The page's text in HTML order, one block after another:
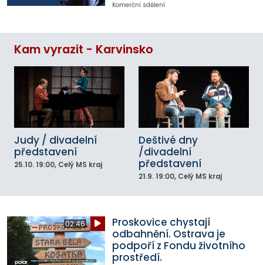
Komerční sdělení
Kam vyrazit - Karvinsko
Judy / divadelní
představení
25.10. 19:00, Celý MS kraj
Deštivé dny
/divadelní
představení
21.9. 19:00, Celý MS kraj
02:46
Proskovice chystají
odbahnění. Ostrava je
podpoří z Fondu životního
prostředí.